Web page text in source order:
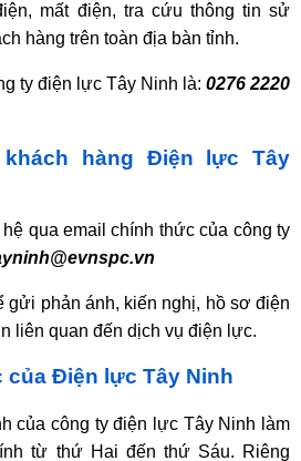
mất điện, tra cứu thông tin sử
hàng trên toàn địa bàn tỉnh.
ty điện lực Tây Ninh là: 0276 2220
hàng Điện lực Tây
qua email chính thức của công ty
gửi phản ánh, kiến nghị, hồ sơ điện
liên quan đến dịch vụ điện lực.
của Điện lực Tây Ninh
của công ty điện lực Tây Ninh làm
từ thứ Hai đến thứ Sáu. Riêng